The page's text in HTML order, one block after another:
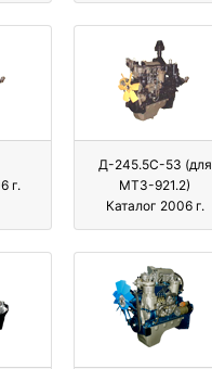
г.
Д-245.5С-53 (для
МТЗ-921.2)
Каталог 2006 г.